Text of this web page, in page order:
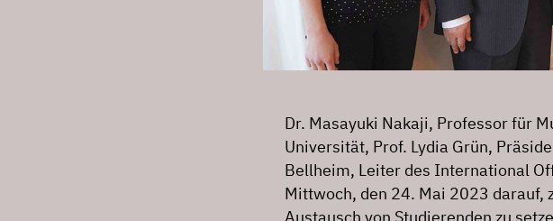
Dr. Masayuki Nakaji, Professor für
Universität, Prof. Lydia Grün,
Bellheim, Leiter des International
Mittwoch, den 24. Mai 2023 darauf,
Austausch von Studierenden zu